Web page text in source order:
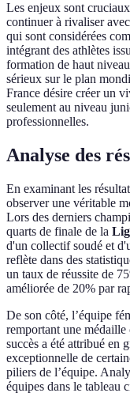
Les enjeux sont
continuer à rivaliser
qui sont considérées
intégrant des athlètes
formation de haut
sérieux sur le plan
France désire créer un
seulement au niveau
professionnelles.
Analyse des
En examinant les
observer une véritable
Lors des derniers
quarts de finale de la
d'un collectif soudé et
reflète dans des
un taux de réussite de
améliorée de 20% par
De son côté, l’équipe
remportant une médaille
succès a été attribué en
exceptionnelle de
piliers de l’équipe.
équipes dans le tableau